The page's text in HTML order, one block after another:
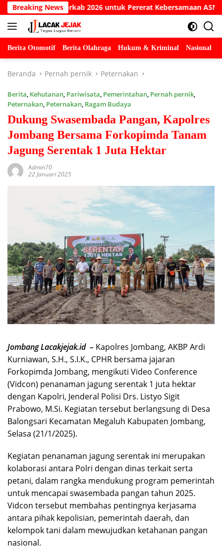
Langsung
ke
konten
Breaking News
2026 untuk Pererat Kebersamaan ASN
Berita Otomotif Berita Olahraga Hukum & Kriminal Nasional
Beranda Pernah pernik Peternakan
Berita, Kehutanan, Pariwisata, Pemerintahan, Pernah pernik,
Peternakan, Peternakan, Ragam Budaya
Dukung Swasembada Pangan, Kapolres
Jombang Bersama Forkopimda Tanam
Jagung Serentak 1 Juta Hektar
Admin70
22 Januari 2025
Jombang Lacakjejak.id – Kapolres Jombang, AKBP Ardi
Kurniawan, S.H., S.I.K., CPHR bersama jajaran
Forkopimda Jombang, mengikuti Video Conference
(Vidcon) penanaman jagung serentak 1 juta hektar
dengan Kapolri, Jenderal Polisi Drs. Listyo Sigit
Prabowo, M.Si. Kegiatan tersebut berlangsung di Desa
Balongsari Kecamatan Megaluh Kabupaten Jombang,
Selasa (21/1/2025).
Kegiatan penanaman jagung serentak ini merupakan
kolaborasi antara Polri dengan dinas terkait serta
petani, dalam rangka mendukung program pemerintah
untuk mencapai swasembada pangan tahun 2025.
Vidcon tersebut membahas pentingnya kerjasama
antara pihak kepolisian, pemerintah daerah, dan
kelompok tani dalam mewujudkan ketahanan pangan
nasional.